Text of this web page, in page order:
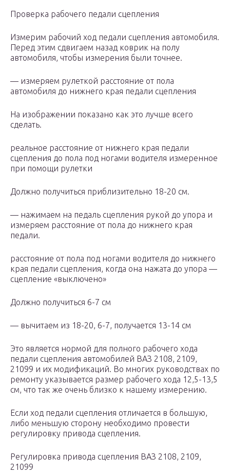
Проверка рабочего педали сцепления
Измерим рабочий ход педали сцепления автомобиля.
Перед этим сдвигаем назад коврик на полу
автомобиля, чтобы измерения были точнее.
— измеряем рулеткой расстояние от пола
автомобиля до нижнего края педали сцепления
На изображении показано как это лучше всего
сделать.
реальное расстояние от нижнего края педали
сцепления до пола под ногами водителя измеренное
при помощи рулетки
Должно получиться приблизительно 18-20 см.
— нажимаем на педаль сцепления рукой до упора и
измеряем расстояние от пола до нижнего края
педали.
расстояние от пола под ногами водителя до нижнего
края педали сцепления, когда она нажата до упора —
сцепление «выключено»
Должно получиться 6-7 см
— вычитаем из 18-20, 6-7, получается 13-14 см
Это является нормой для полного рабочего хода
педали сцепления автомобилей ВАЗ 2108, 2109,
21099 и их модификаций. Во многих руководствах по
ремонту указывается размер рабочего хода 12,5-13,5
см, что так же очень близко к нашему измерению.
Если ход педали сцепления отличается в большую,
либо меньшую сторону необходимо провести
регулировку привода сцепления.
Регулировка привода сцепления ВАЗ 2108, 2109,
21099